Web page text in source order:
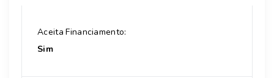
Aceita Financiamento:
Sim